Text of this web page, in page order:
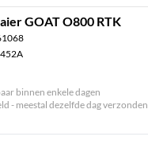
GOAT O800 RTK
binnen enkele dagen
- meestal dezelfde dag verzonden